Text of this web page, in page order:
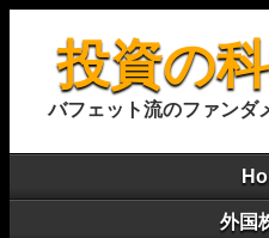
投資の
バフェット流のファンダ
外国